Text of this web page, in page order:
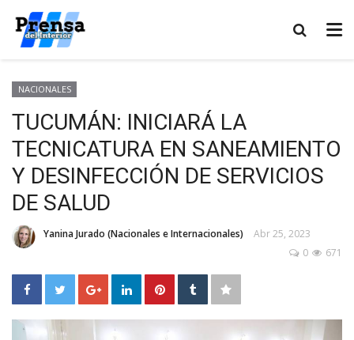
NACIONALES
TUCUMÁN: INICIARÁ LA
TECNICATURA EN SANEAMIENTO
Y DESINFECCIÓN DE SERVICIOS
DE SALUD
Yanina Jurado (Nacionales e Internacionales)
Abr 25, 2023
671
0